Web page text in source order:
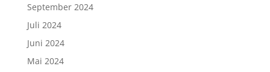
September 2024
Juli 2024
Juni 2024
Mai 2024